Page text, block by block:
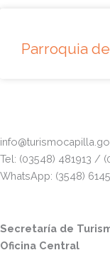
Parroquia
Tel: (03548) 481913 /
WhatsApp: (3548)
Secretaría de
Oficina Central